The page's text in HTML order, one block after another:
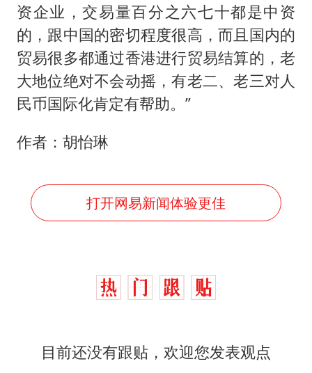
资企业，交易量百分之六七十都是中资
的，跟中国的密切程度很高，而且国内的
贸易很多都通过香港进行贸易结算的，老
大地位绝对不会动摇，有老二、老三对人
民币国际化肯定有帮助。”
作者：胡怡琳
打开网易新闻体验更佳
目前还没有跟贴，欢迎您发表观点